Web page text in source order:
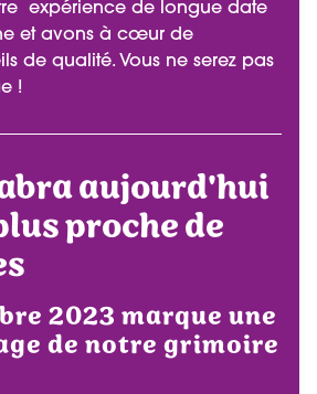
expérience de longue date
et avons à cœur de
de qualité. Vous ne serez pas
!
aujourd'hui
proche de
2023 marque une
de notre grimoire